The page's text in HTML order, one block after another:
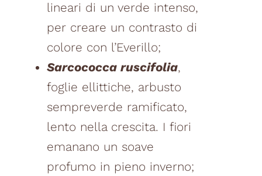
lineari di un verde intenso,
per creare un contrasto di
colore con l’Everillo;
Sarcococca ruscifolia,
foglie ellittiche, arbusto
sempreverde ramificato,
lento nella crescita. I fiori
emanano un soave
profumo in pieno inverno;